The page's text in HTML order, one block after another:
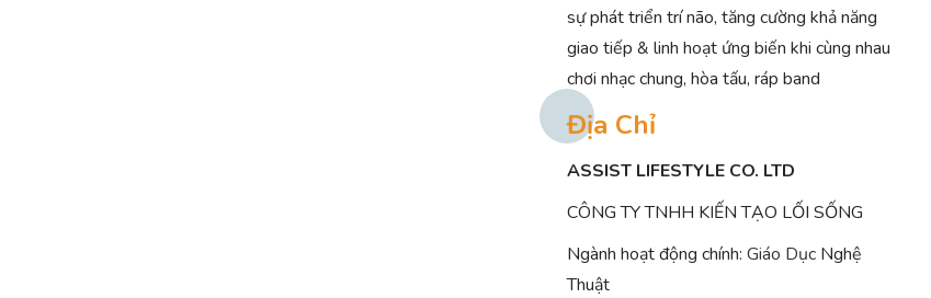
sự phát triển trí não, tăng cường khả năng
giao tiếp & linh hoạt ứng biến khi cùng nhau
chơi nhạc chung, hòa tấu, ráp band
Địa Chỉ
ASSIST LIFESTYLE CO. LTD
CÔNG TY TNHH KIẾN TẠO LỐI SỐNG
Ngành hoạt động chính: Giáo Dục Nghệ
Thuật